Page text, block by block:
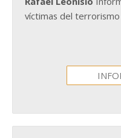
víctimas del terrorismo